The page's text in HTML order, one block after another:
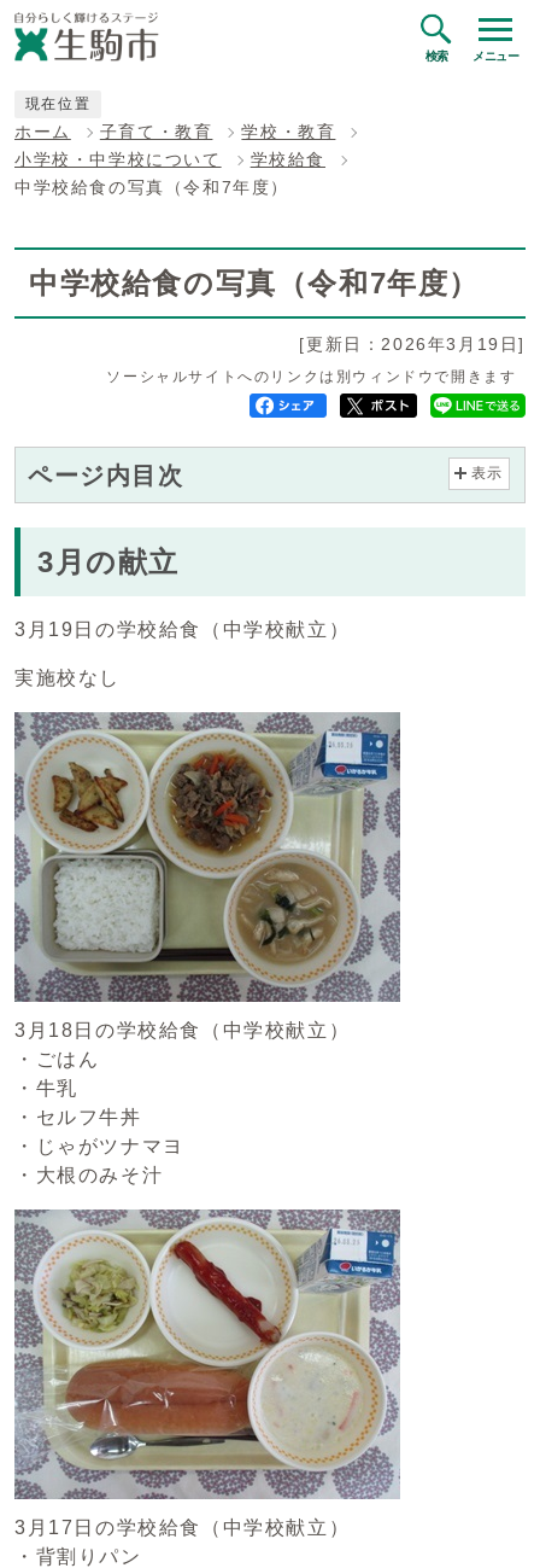
検索 メニュー
現在位置
ホーム 子育て・教育
学校・教育
小学校・中学校について
学校給食
中学校給食の写真（令和7年度）
中学校給食の写真（令和7年度）
[更新日：2026年3月19日]
ソーシャルサイトへのリンクは別ウィンドウで開きます
ページ内目次 表示
3月の献立
3月19日の学校給食（中学校献立）
実施校なし
3月18日の学校給食（中学校献立）
・ごはん
・牛乳
・セルフ牛丼
・じゃがツナマヨ
・大根のみそ汁
3月17日の学校給食（中学校献立）
・背割りパン